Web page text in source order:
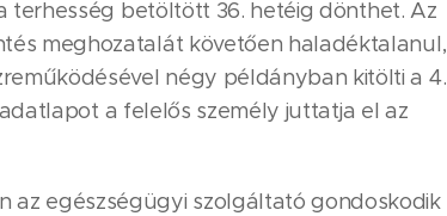
terhesség betöltött 36. hetéig dönthet. Az
meghozatalát követően haladéktalanul,
négy példányban kitölti a 4.
a felelős személy juttatja el az
az egészségügyi szolgáltató gondoskodik